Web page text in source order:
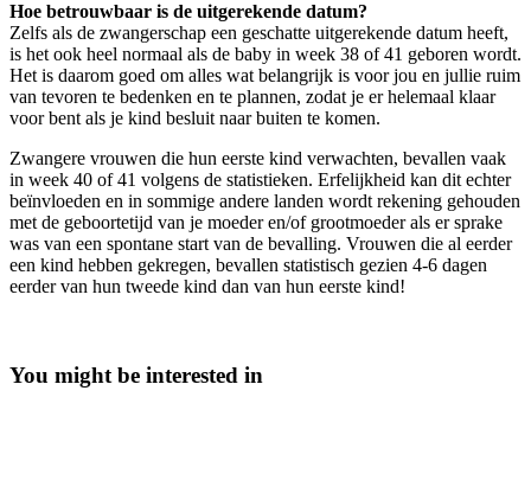
Hoe betrouwbaar is de uitgerekende datum?
Zelfs als de zwangerschap een geschatte uitgerekende datum heeft,
is het ook heel normaal als de baby in week 38 of 41 geboren wordt.
Het is daarom goed om alles wat belangrijk is voor jou en jullie ruim
van tevoren te bedenken en te plannen, zodat je er helemaal klaar
voor bent als je kind besluit naar buiten te komen.
Zwangere vrouwen die hun eerste kind verwachten, bevallen vaak
in week 40 of 41 volgens de statistieken. Erfelijkheid kan dit echter
beïnvloeden en in sommige andere landen wordt rekening gehouden
met de geboortetijd van je moeder en/of grootmoeder als er sprake
was van een spontane start van de bevalling. Vrouwen die al eerder
een kind hebben gekregen, bevallen statistisch gezien 4-6 dagen
eerder van hun tweede kind dan van hun eerste kind!
You might be interested in